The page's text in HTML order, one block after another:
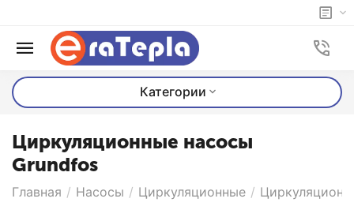
Категории
Циркуляционные насосы
Grundfos
Главная / Насосы / Циркуляционные /